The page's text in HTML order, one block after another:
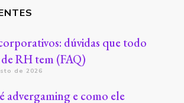
dúvidas que todo
RH tem (FAQ)
de 2026
advergaming e como ele